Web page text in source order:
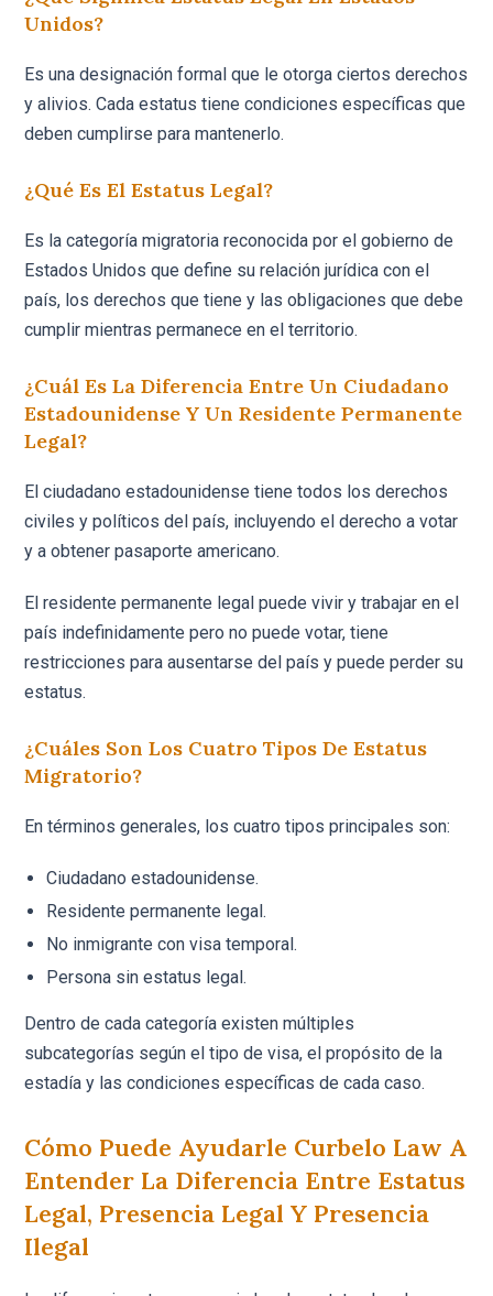
Unidos?
Es una designación formal que le otorga ciertos derechos
y alivios. Cada estatus tiene condiciones específicas que
deben cumplirse para mantenerlo.
¿Qué Es El Estatus Legal?
Es la categoría migratoria reconocida por el gobierno de
Estados Unidos que define su relación jurídica con el
país, los derechos que tiene y las obligaciones que debe
cumplir mientras permanece en el territorio.
¿Cuál Es La Diferencia Entre Un Ciudadano
Estadounidense Y Un Residente Permanente
Legal?
El ciudadano estadounidense tiene todos los derechos
civiles y políticos del país, incluyendo el derecho a votar
y a obtener pasaporte americano.
El residente permanente legal puede vivir y trabajar en el
país indefinidamente pero no puede votar, tiene
restricciones para ausentarse del país y puede perder su
estatus.
¿Cuáles Son Los Cuatro Tipos De Estatus
Migratorio?
En términos generales, los cuatro tipos principales son:
Ciudadano estadounidense.
Residente permanente legal.
No inmigrante con visa temporal.
Persona sin estatus legal.
Dentro de cada categoría existen múltiples
subcategorías según el tipo de visa, el propósito de la
estadía y las condiciones específicas de cada caso.
Cómo Puede Ayudarle Curbelo Law A
Entender La Diferencia Entre Estatus
Legal, Presencia Legal Y Presencia
Ilegal